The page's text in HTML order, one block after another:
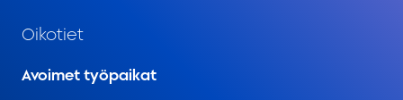
Oikotiet
Avoimet työpaikat